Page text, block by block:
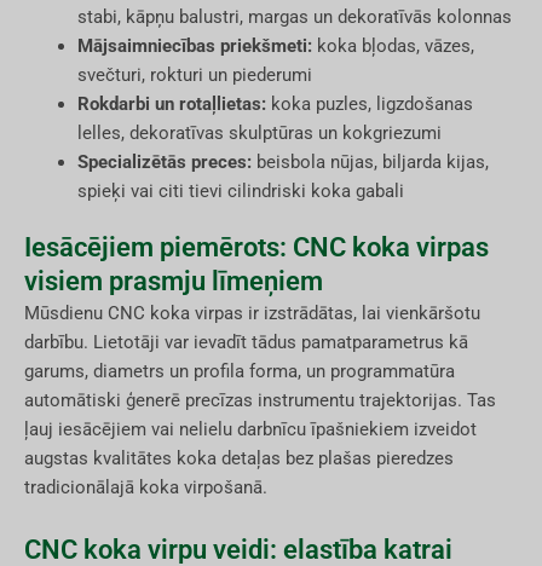
stabi, kāpņu balustri, margas un dekoratīvās kolonnas
Mājsaimniecības priekšmeti:koka bļodas, vāzes,
svečturi, rokturi un piederumi
Rokdarbi un rotaļlietas:koka puzles, ligzdošanas
lelles, dekoratīvas skulptūras un kokgriezumi
Specializētās preces:beisbola nūjas, biljarda kijas,
spieķi vai citi tievi cilindriski koka gabali
Iesācējiem piemērots: CNC koka virpas
visiem prasmju līmeņiem
Mūsdienu CNC koka virpas ir izstrādātas, lai vienkāršotu
darbību. Lietotāji var ievadīt tādus pamatparametrus kā
garums, diametrs un profila forma, un programmatūra
automātiski ģenerē precīzas instrumentu trajektorijas. Tas
ļauj iesācējiem vai nelielu darbnīcu īpašniekiem izveidot
augstas kvalitātes koka detaļas bez plašas pieredzes
tradicionālajā koka virpošanā.
CNC koka virpu veidi: elastība katrai